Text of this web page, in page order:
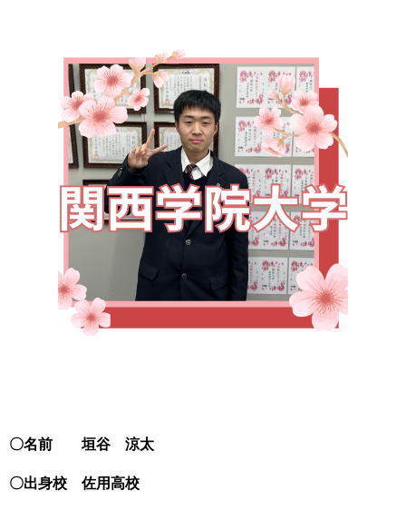
〇名前 垣谷 涼太
〇出身校 佐用高校